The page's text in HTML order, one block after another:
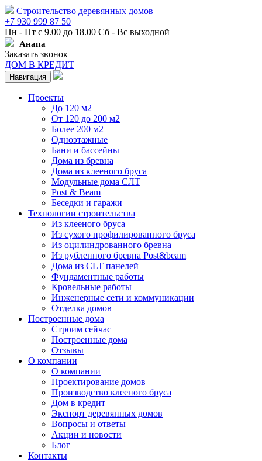
Строительство деревянных домов
+7 930 999 87 50
Пн - Пт с 9.00 до 18.00 Сб - Вс выходной
Анапа
Заказать звонок
ДОМ В КРЕДИТ
Навигация
Проекты
До 120 м2
От 120 до 200 м2
Более 200 м2
Одноэтажные
Бани и бассейны
Дома из бревна
Дома из клееного бруса
Модульные дома СЛТ
Post & Beam
Беседки и гаражи
Технологии строительства
Из клееного бруса
Из сухого профилированного бруса
Из оцилиндрованного бревна
Из рубленного бревна Post&beam
Дома из CLT панелей
Фундаментные работы
Кровельные работы
Инженерные сети и коммуникации
Отделка домов
Построенные дома
Строим сейчас
Построенные дома
Отзывы
О компании
О компании
Проектирование домов
Производство клееного бруса
Дом в кредит
Экспорт деревянных домов
Вопросы и ответы
Акции и новости
Блог
Контакты